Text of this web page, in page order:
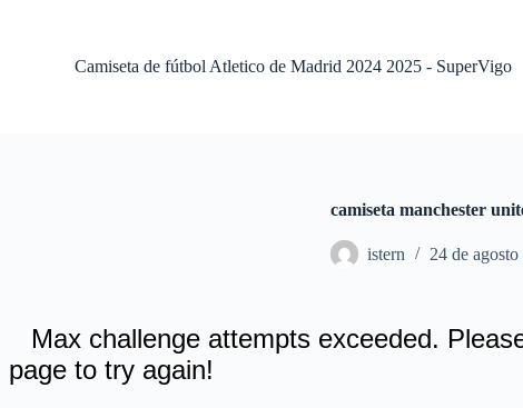
Camiseta de fútbol Atletico de Madrid 2024 2025 - SuperVigo
camiseta manchester
istern 24 de agosto